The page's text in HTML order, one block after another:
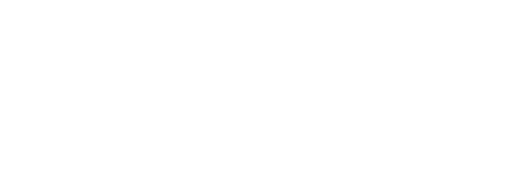
れないと判断した
の終わりに』連載
て、普通の人の日
hamano_wakak